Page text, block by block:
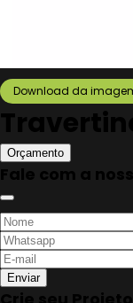
Download da
Orçamento
Fale com a